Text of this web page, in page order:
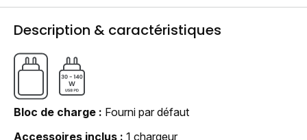
Description & caractéristiques
Bloc de charge
Fourni par défaut
Accessoires inclus
1 chargeur